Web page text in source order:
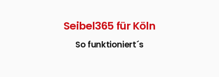
Seibel365 für Köln
So funktioniert´s